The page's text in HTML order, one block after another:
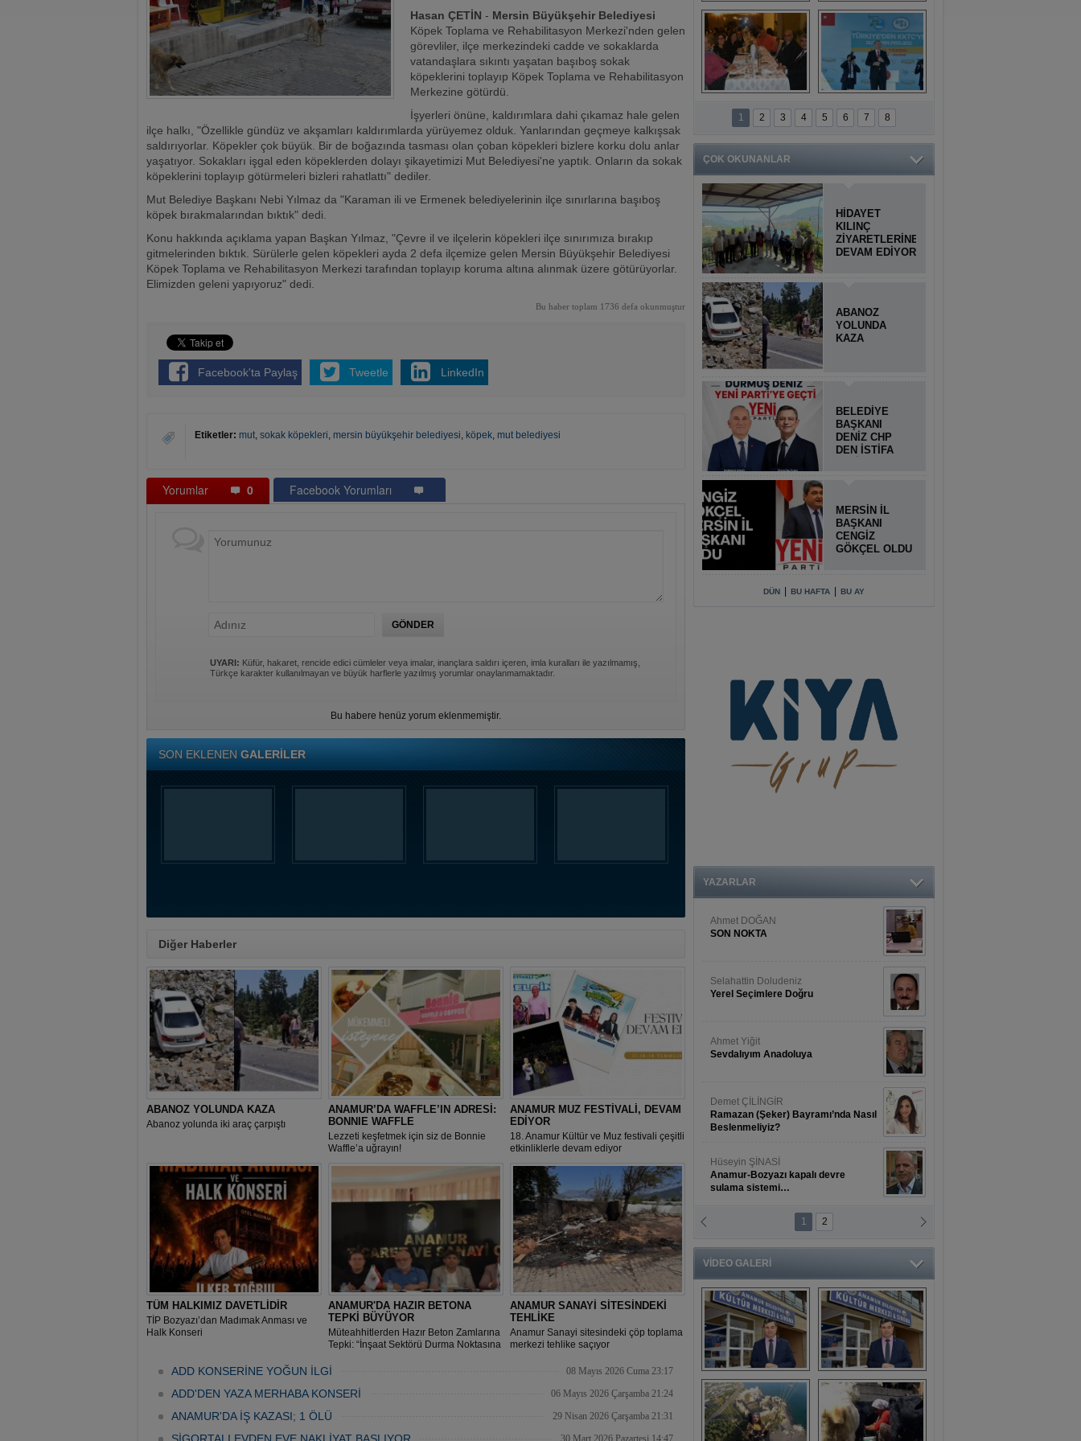
Hasan ÇETİN - Mersin Büyükşehir Belediyesi
Köpek Toplama ve Rehabilitasyon Merkezi'nden gelen
görevliler, ilçe merkezindeki cadde ve sokaklarda
vatandaşlara sıkıntı yaşatan başıboş sokak
köpeklerini toplayıp Köpek Toplama ve Rehabilitasyon
Merkezine götürdü.
İşyerleri önüne, kaldırımlara dahi çıkamaz hale gelen
ilçe halkı, "Özellikle gündüz ve akşamları kaldırımlarda yürüyemez olduk. Yanlarından geçmeye kalkışsak
saldırıyorlar. Köpekler çok büyük. Bir de boğazında tasması olan çoban köpekleri bizlere korku dolu anlar
yaşatıyor. Sokakları işgal eden köpeklerden dolayı şikayetimizi Mut Belediyesi'ne yaptık. Onların da sokak
köpeklerini toplayıp götürmeleri bizleri rahatlattı" dediler.
Mut Belediye Başkanı Nebi Yılmaz da "Karaman ili ve Ermenek belediyelerinin ilçe sınırlarına başıboş
köpek bırakmalarından bıktık" dedi.
Konu hakkında açıklama yapan Başkan Yılmaz, "Çevre il ve ilçelerin köpekleri ilçe sınırımıza bırakıp
gitmelerinden bıktık. Sürülerle gelen köpekleri ayda 2 defa ilçemize gelen Mersin Büyükşehir Belediyesi
Köpek Toplama ve Rehabilitasyon Merkezi tarafından toplayıp koruma altına alınmak üzere götürüyorlar.
Elimizden geleni yapıyoruz" dedi.
Bu haber toplam 1736 defa okunmuştur
Facebook'ta Paylaş Tweetle LinkedIn
Etiketler: mut, sokak köpekleri, mersin büyükşehir belediyesi, köpek, mut belediyesi
Yorumlar 0 Facebook Yorumları
UYARI: Küfür, hakaret, rencide edici cümleler veya imalar, inançlara saldırı içeren, imla kuralları ile yazılmamış,
Türkçe karakter kullanılmayan ve büyük harflerle yazılmış yorumlar onaylanmamaktadır.
Bu habere henüz yorum eklenmemiştir.
SON EKLENEN GALERİLER
Diğer Haberler
ABANOZ YOLUNDA KAZA
Abanoz yolunda iki araç çarpıştı
ANAMUR’DA WAFFLE’IN ADRESİ:
BONNIE WAFFLE
Lezzeti keşfetmek için siz de Bonnie
Waffle’a uğrayın!
ANAMUR MUZ FESTİVALİ, DEVAM
EDİYOR
18. Anamur Kültür ve Muz festivali çeşitli
etkinliklerle devam ediyor
TÜM HALKIMIZ DAVETLİDİR
TİP Bozyazı’dan Madımak Anması ve
Halk Konseri
ANAMUR'DA HAZIR BETONA
TEPKİ BÜYÜYOR
Müteahhitlerden Hazır Beton Zamlarına
Tepki: “İnşaat Sektörü Durma Noktasına
ANAMUR SANAYİ SİTESİNDEKİ
TEHLİKE
Anamur Sanayi sitesindeki çöp toplama
merkezi tehlike saçıyor
ADD KONSERİNE YOĞUN İLGİ 08 Mayıs 2026 Cuma 23:17
ADD'DEN YAZA MERHABA KONSERİ 06 Mayıs 2026 Çarşamba 21:24
ANAMUR'DA İŞ KAZASI; 1 ÖLÜ 29 Nisan 2026 Çarşamba 21:31
30 Mart 2026 Pazartesi 14:47
Titiopolis Antik
Kenti tanıtımı
Doğan Cüceloğlu,
İstanbul’da Mersinli
hemşerileriyle
buluştu
Anamurlular
Buluşması
KKTC’ye Su Temin
Projesi açılışı
1 2 3 4 5 6 7 8
ÇOK OKUNANLAR
HİDAYET
KILINÇ
ZİYARETLERİNE
DEVAM EDİYOR
ABANOZ
YOLUNDA
KAZA
BELEDİYE
BAŞKANI
DENİZ CHP
DEN İSTİFA
MERSİN İL
BAŞKANI
CENGİZ
GÖKÇEL OLDU
DÜN BU HAFTA BU AY
YAZARLAR
Ahmet DOĞAN
SON NOKTA
Selahattin Doludeniz
Yerel Seçimlere Doğru
Ahmet Yiğit
Sevdalıyım Anadoluya
Demet ÇİLİNGİR
Ramazan (Şeker) Bayramı’nda Nasıl
Beslenmeliyiz?
Hüseyin ŞİNASİ
Anamur-Bozyazı kapalı devre
sulama sistemi…
Bünyesinde Bahar Şöleni
1 2
VİDEO GALERİ
Başkan Türe'den
sansür açıklaması
Mahsun
Kırmızıgül’ün
filmine başkan
Mehmet Türe’den
sansür!